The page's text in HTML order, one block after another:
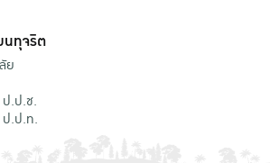
นทุจริต
ย
ป.ป.ช.
ป.ป.ท.